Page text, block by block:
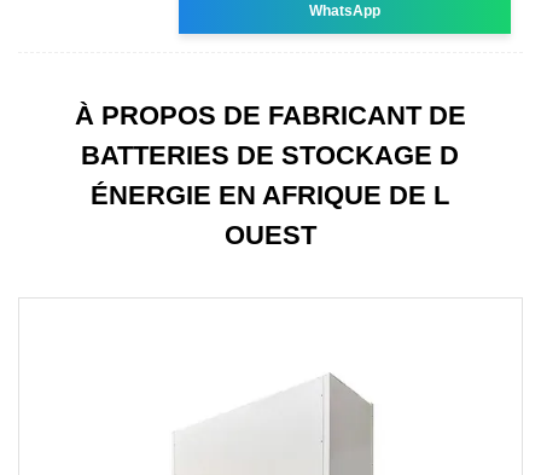
WhatsApp
À PROPOS DE FABRICANT DE
BATTERIES DE STOCKAGE D
ÉNERGIE EN AFRIQUE DE L
OUEST